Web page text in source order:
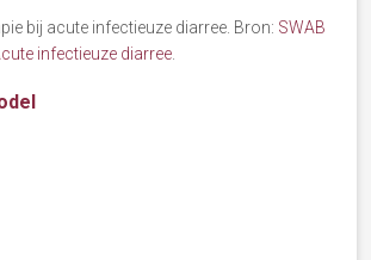
bij acute infectieuze diarree. Bron: SWAB
infectieuze diarree